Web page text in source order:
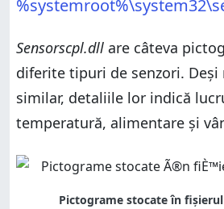
Sensorscpl.dll are câteva
diferite tipuri de senzori.
similar, detaliile lor indică
temperatură, alimentare și